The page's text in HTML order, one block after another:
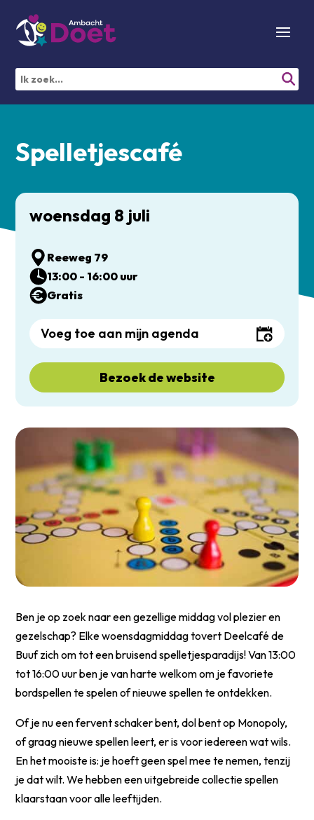
Spelletjescafé
Ben je op zoek naar een gezellige middag vol plezier en
gezelschap? Elke woensdagmiddag tovert Deelcafé de
Buuf zich om tot een bruisend spelletjesparadijs! Van 13:00
tot 16:00 uur ben je van harte welkom om je favoriete
bordspellen te spelen of nieuwe spellen te ontdekken.
Of je nu een fervent schaker bent, dol bent op Monopoly,
of graag nieuwe spellen leert, er is voor iedereen wat wils.
En het mooiste is: je hoeft geen spel mee te nemen, tenzij
je dat wilt. We hebben een uitgebreide collectie spellen
klaarstaan voor alle leeftijden.
woensdag 8 juli
Reeweg 79
13:00 - 16:00 uur
Gratis
Voeg toe aan mijn agenda
Bezoek de website